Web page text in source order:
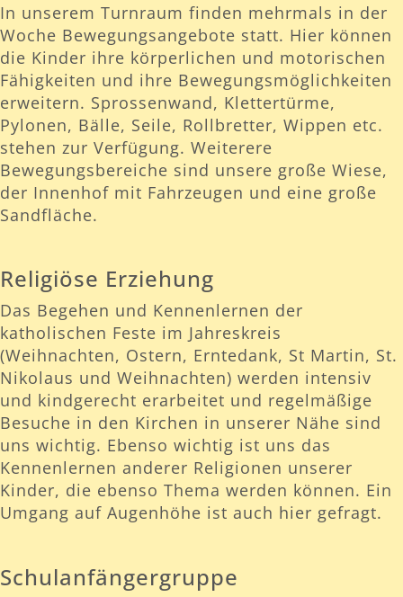
In unserem Turnraum finden mehrmals in der
Woche Bewegungsangebote statt. Hier können
die Kinder ihre körperlichen und motorischen
Fähigkeiten und ihre Bewegungsmöglichkeiten
erweitern. Sprossenwand, Klettertürme,
Pylonen, Bälle, Seile, Rollbretter, Wippen etc.
stehen zur Verfügung. Weiterere
Bewegungsbereiche sind unsere große Wiese,
der Innenhof mit Fahrzeugen und eine große
Sandfläche.
Religiöse Erziehung
Das Begehen und Kennenlernen der
katholischen Feste im Jahreskreis
(Weihnachten, Ostern, Erntedank, St Martin, St.
Nikolaus und Weihnachten) werden intensiv
und kindgerecht erarbeitet und regelmäßige
Besuche in den Kirchen in unserer Nähe sind
uns wichtig. Ebenso wichtig ist uns das
Kennenlernen anderer Religionen unserer
Kinder, die ebenso Thema werden können. Ein
Umgang auf Augenhöhe ist auch hier gefragt.
Schulanfängergruppe